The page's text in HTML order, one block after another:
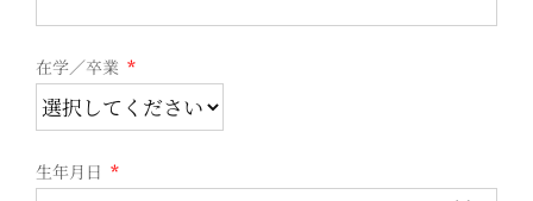
在学／卒業 *
生年月日 *